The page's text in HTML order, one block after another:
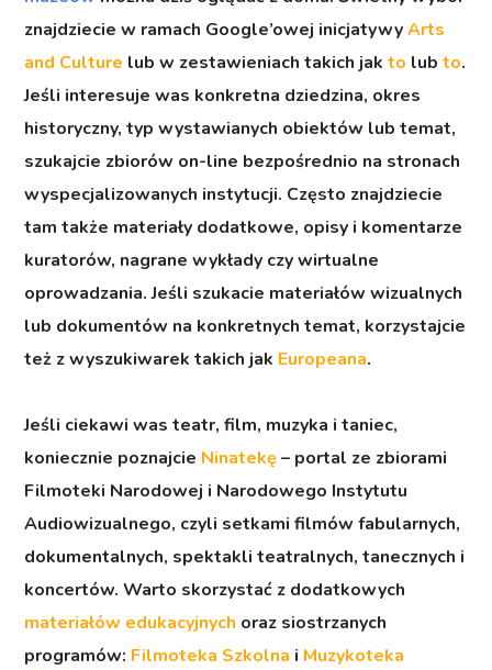
znajdziecie w ramach Google’owej inicjatywyArts
and Culture lub w zestawieniach takich jakto lubto.
Jeśli interesuje was konkretna dziedzina, okres
historyczny, typ wystawianych obiektów lub temat,
szukajcie zbiorów on-line bezpośrednio na stronach
wyspecjalizowanych instytucji. Często znajdziecie
tam także materiały dodatkowe, opisy i komentarze
kuratorów, nagrane wykłady czy wirtualne
oprowadzania. Jeśli szukacie materiałów wizualnych
lub dokumentów na konkretnych temat, korzystajcie
też z wyszukiwarek takich jak Europeana.
Jeśli ciekawi was teatr, film, muzyka i taniec,
koniecznie poznajcie Ninatekę – portal ze zbiorami
Filmoteki Narodowej i Narodowego Instytutu
Audiowizualnego, czyli setkami filmów fabularnych,
dokumentalnych, spektakli teatralnych, tanecznych i
koncertów. Warto skorzystać z dodatkowych
materiałów edukacyjnych oraz siostrzanych
programów: Filmoteka Szkolna i Muzykoteka